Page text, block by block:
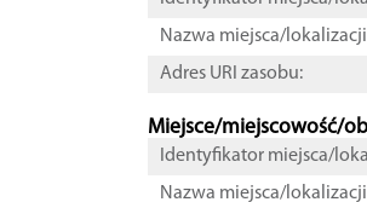
Nazwa miejsca/
Adres URI zasobu:
Miejsce/miejscowość/
Identyfikator miejsca/
Nazwa miejsca/